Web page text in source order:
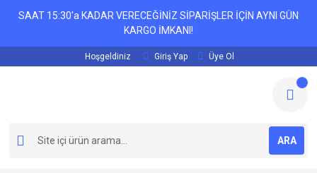
SAAT 15:30'a KADAR VERECEĞİNİZ SİPARİŞLER İÇİN AYNI GÜN
KARGO İMKANI!
Hoşgeldiniz Giriş Yap Üye Ol
ARA